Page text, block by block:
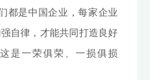
都是中国企业，每家企业
自律，才能共同打造良好
是一荣俱荣、一损俱损